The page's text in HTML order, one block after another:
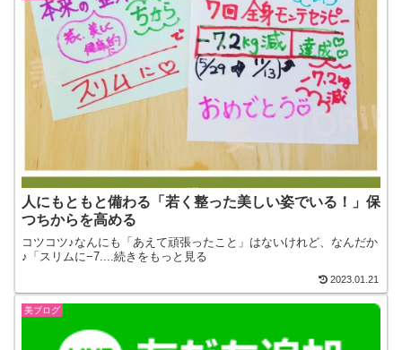
人にもともと備わる「若く整った美しい姿でいる！」保
つちからを高める
コツコツ♪なんにも「あえて頑張ったこと」はないけれど、なんだか
♪「スリムに−7....続きをもっと見る
2023.01.21
美ブログ